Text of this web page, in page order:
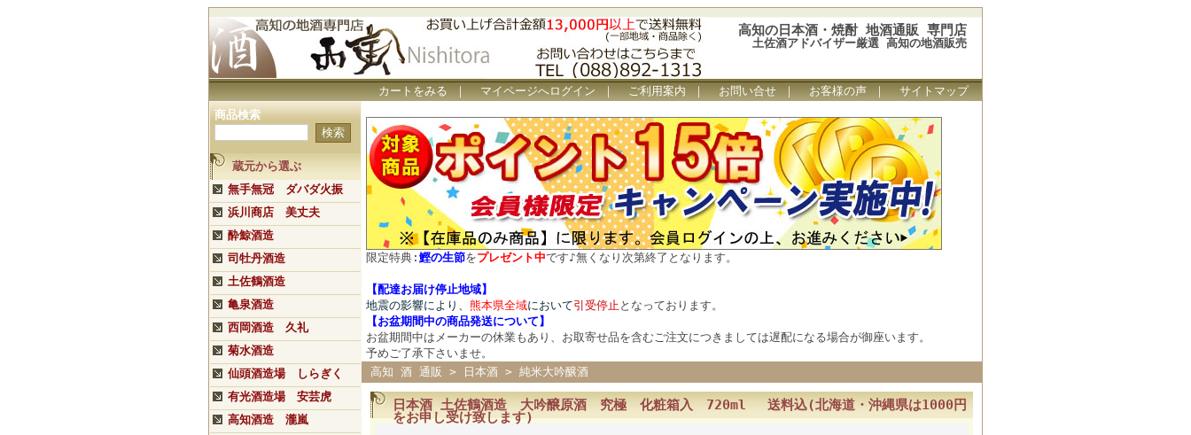
高知の日本酒・焼酎 地酒通販 専門店
土佐酒アドバイザー厳選 高知の地酒販売
カートをみる ｜ マイページへログイン ｜ ご利用案内 ｜ お問い合せ ｜ お客様の声 ｜
サイトマップ
商品検索
蔵元から選ぶ
無手無冠 ダバダ火振
浜川商店 美丈夫
酔鯨酒造
司牡丹酒造
土佐鶴酒造
亀泉酒造
西岡酒造 久礼
菊水酒造
仙頭酒造場 しらぎく
有光酒造場 安芸虎
高知酒造 瀧嵐
限定特典: 鰹の生節をプレゼント中です♪無くなり次第終了となります。
【配達お届け停止地域】
地震の影響により、 熊本県全域において引受停止 となっております。
【お盆期間中の商品発送について 】
お盆期間中はメーカーの休業もあり、お取寄せ品を含むご注文につきましては遅配になる場合が御座います。
予めご了承下さいませ。
高知 酒 通販
> 日本酒 > 純米大吟醸酒
日本酒 土佐鶴酒造 大吟醸原酒 究極 化粧箱入 720ml 送料込(北海道・沖縄県は1000円
をお申し受け致します)